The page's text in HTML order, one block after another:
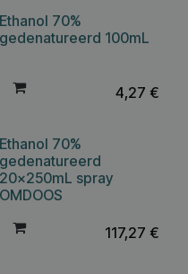
Ethanol 70%
gedenatureerd 100mL
4,27 €
Ethanol 70%
gedenatureerd
20x250mL spray
OMDOOS
117,27 €